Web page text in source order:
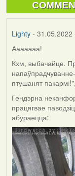
Lighty- 31.05.2022
Ааааааа!
Кхм, выбачайце.
птушанят
Гендэрна
працягвае
абураецца: